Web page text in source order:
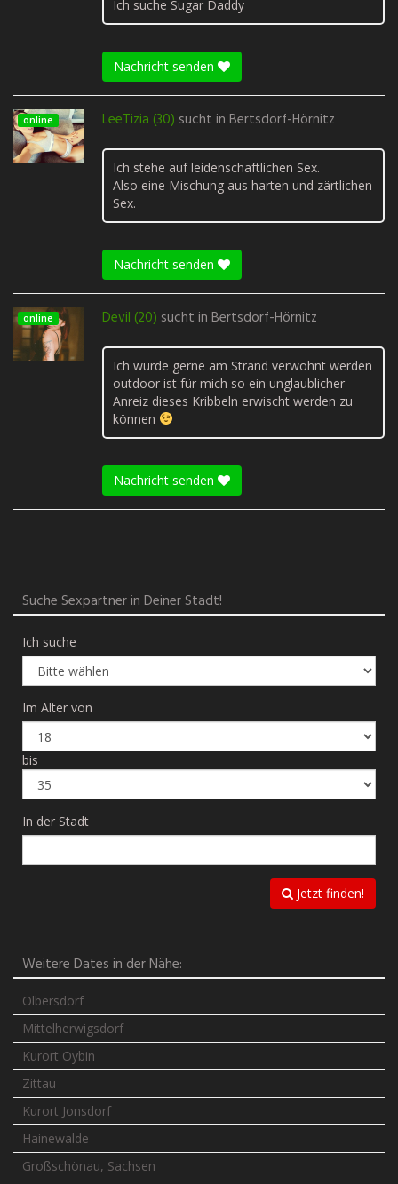
Ich suche Sugar Daddy
Nachricht senden
online LeeTizia (30) sucht in Bertsdorf-Hörnitz
Ich stehe auf leidenschaftlichen Sex.
Also eine Mischung aus harten und zärtlichen
Sex.
Nachricht senden
online Devil (20) sucht in Bertsdorf-Hörnitz
Ich würde gerne am Strand verwöhnt werden
outdoor ist für mich so ein unglaublicher
Anreiz dieses Kribbeln erwischt werden zu
können
Nachricht senden
Suche Sexpartner in Deiner Stadt!
Ich suche
Im Alter von
bis
In der Stadt
Jetzt finden!
Weitere Dates in der Nähe:
Olbersdorf
Mittelherwigsdorf
Kurort Oybin
Zittau
Kurort Jonsdorf
Hainewalde
Großschönau, Sachsen